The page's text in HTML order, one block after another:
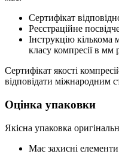
Сертифікат
Реєстраційне
Інструкцію кількома
класу компресії в мм
Сертифікат якості
відповідати міжнародним
Оцінка упаковки
Якісна упаковка
Має захисні